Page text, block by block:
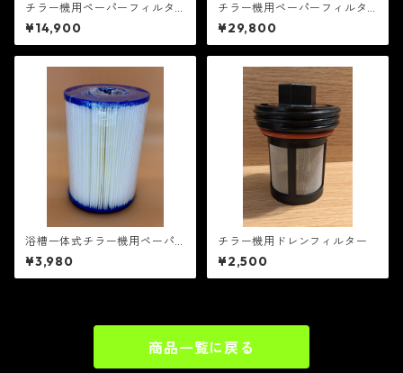
チラー機用ペーパーフィルタ
ー5個セット
¥14,900
チラー機用ペーパーフィルタ
ー10個セット20μm セット
売り送料がお得です！
¥29,800
浴槽一体式チラー機用ペーパ
ーフィルター
¥3,980
チラー機用ドレンフィルター
¥2,500
商品一覧に戻る